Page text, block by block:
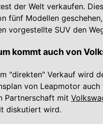
der Welt verkaufen.
fünf Modellen
vorgestellte SUV den
kommt auch von
"direkten" Verkauf wird
von Leapmotor auch
Partnerschaft mit
diskutiert wird.